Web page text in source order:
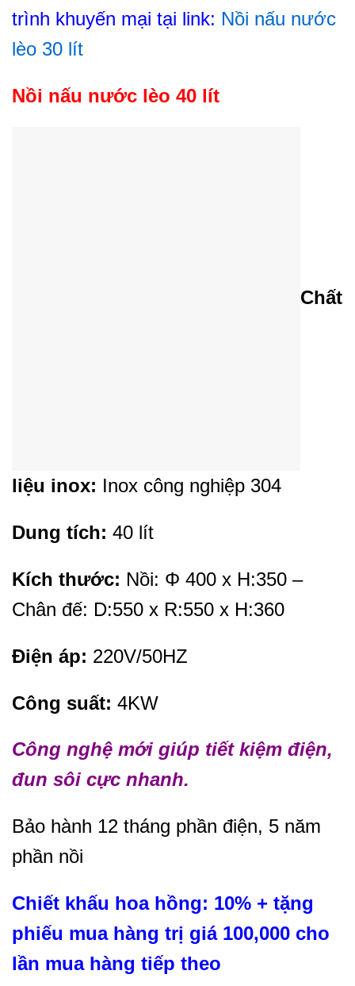
trình khuyến mại tại link: Nồi nấu nước
lèo 30 lít
Nồi nấu nước lèo 40 lít
Chất
liệu inox: Inox công nghiệp 304
Dung tích: 40 lít
Kích thước: Nồi: Φ 400 x H:350 –
Chân đế: D:550 x R:550 x H:360
Điện áp: 220V/50HZ
Công suất: 4KW
Công nghệ mới giúp tiết kiệm điện,
đun sôi cực nhanh.
Bảo hành 12 tháng phần điện, 5 năm
phần nồi
Chiết khấu hoa hồng: 10% + tặng
phiếu mua hàng trị giá 100,000 cho
lần mua hàng tiếp theo